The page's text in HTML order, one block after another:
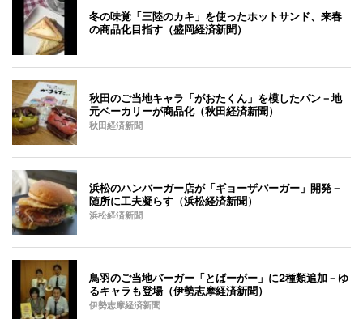
冬の味覚「三陸のカキ」を使ったホットサンド、来春
の商品化目指す（盛岡経済新聞）
秋田のご当地キャラ「がおたくん」を模したパン－地
元ベーカリーが商品化（秋田経済新聞）
秋田経済新聞
浜松のハンバーガー店が「ギョーザバーガー」開発－
随所に工夫凝らす（浜松経済新聞）
浜松経済新聞
鳥羽のご当地バーガー「とばーがー」に2種類追加－ゆ
るキャラも登場（伊勢志摩経済新聞）
伊勢志摩経済新聞